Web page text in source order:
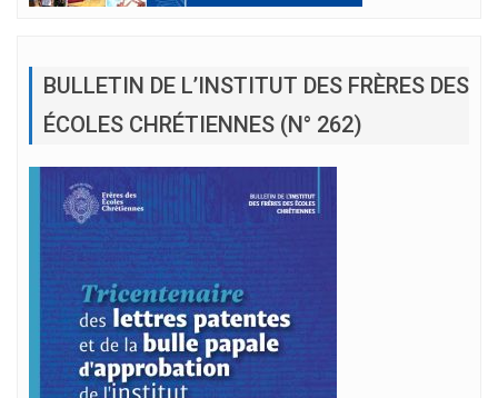
BULLETIN DE L’INSTITUT DES FRÈRES DES
ÉCOLES CHRÉTIENNES (N° 262)